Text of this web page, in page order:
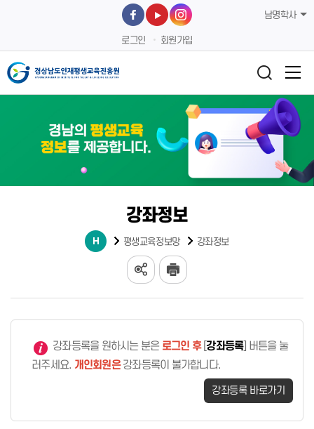
남명학사
로그인 회원가입
강좌정보
평생교육정보망 강좌정보
강좌등록을 원하시는 분은 로그인 후 강좌등록] 버튼을 눌
러주세요. 개인회원은강좌등록이 불가합니다.
강좌등록 바로가기